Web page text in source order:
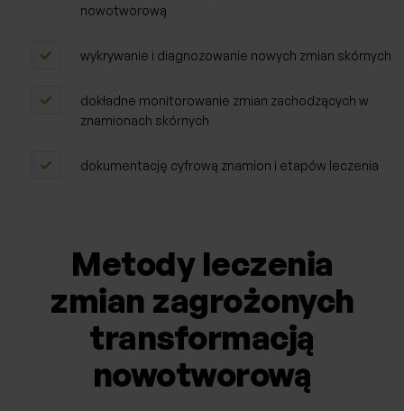
nowotworową
wykrywanie i diagnozowanie nowych zmian skórnych
dokładne monitorowanie zmian zachodzących w
znamionach skórnych
dokumentację cyfrową znamion i etapów leczenia
Metody leczenia
zmian zagrożonych
transformacją
nowotworową